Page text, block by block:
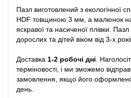
Пазл виготовлений з екологічної
HDF товщиною 3 мм, а малюнок
яскравої та насиченої плівки.
дорослих та дітей віком від 3-х
Доставка 1-2 робочі дні .
терміновості, і ми зможемо
замовлення, якщо його
день.